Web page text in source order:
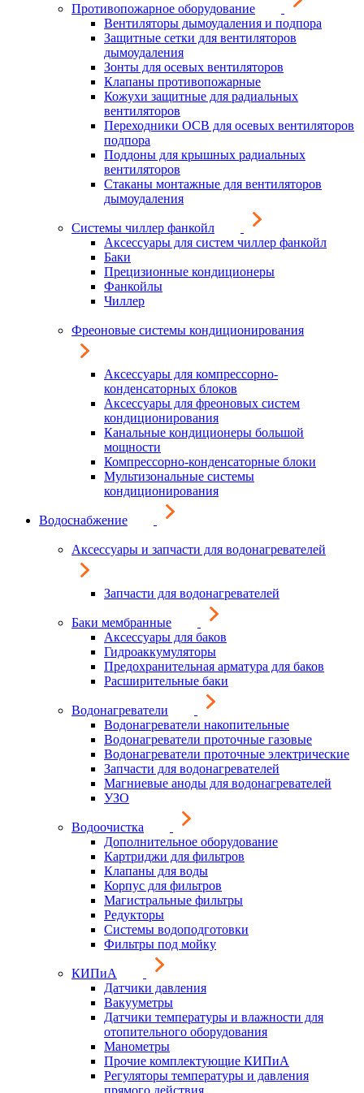
Противопожарное оборудование
Вентиляторы дымоудаления и подпора
Защитные сетки для вентиляторов
дымоудаления
Зонты для осевых вентиляторов
Клапаны противопожарные
Кожухи защитные для радиальных
вентиляторов
Переходники ОСВ для осевых вентиляторов
подпора
Поддоны для крышных радиальных
вентиляторов
Стаканы монтажные для вентиляторов
дымоудаления
Системы чиллер фанкойл
Аксессуары для систем чиллер фанкойл
Баки
Прецизионные кондиционеры
Фанкойлы
Чиллер
Фреоновые системы кондиционирования
Аксессуары для компрессорно-
конденсаторных блоков
Аксессуары для фреоновых систем
кондиционирования
Канальные кондиционеры большой
мощности
Компрессорно-конденсаторные блоки
Мультизональные системы
кондиционирования
Водоснабжение
Аксессуары и запчасти для водонагревателей
Запчасти для водонагревателей
Баки мембранные
Аксессуары для баков
Гидроаккумуляторы
Предохранительная арматура для баков
Расширительные баки
Водонагреватели
Водонагреватели накопительные
Водонагреватели проточные газовые
Водонагреватели проточные электрические
Запчасти для водонагревателей
Магниевые аноды для водонагревателей
УЗО
Водоочистка
Дополнительное оборудование
Картриджи для фильтров
Клапаны для воды
Корпус для фильтров
Магистральные фильтры
Редукторы
Системы водоподготовки
Фильтры под мойку
КИПиА
Датчики давления
Вакууметры
Датчики температуры и влажности для
отопительного оборудования
Манометры
Прочие комплектующие КИПиА
Регуляторы температуры и давления
прямого действия